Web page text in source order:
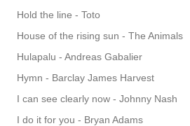
Hold the line - Toto
House of the rising sun - The Animals
Hulapalu - Andreas Gabalier
Hymn - Barclay James Harvest
I can see clearly now - Johnny Nash
I do it for you - Bryan Adams